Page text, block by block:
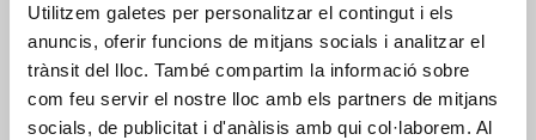
Utilitzem galetes per personalitzar el contingut i els
anuncis, oferir funcions de mitjans socials i analitzar el
trànsit del lloc. També compartim la informació sobre
com feu servir el nostre lloc amb els partners de mitjans
socials, de publicitat i d'anàlisis amb qui col·laborem. Al
Woman, 1977
Birds encircling the star
of hope, 1978